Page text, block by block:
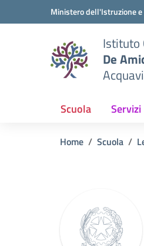
Vai ai contenuti
Vai al menu di navigazione
Ministero dell'Istruzione
Istituto
De
Scuola Servizi
Home Scuola